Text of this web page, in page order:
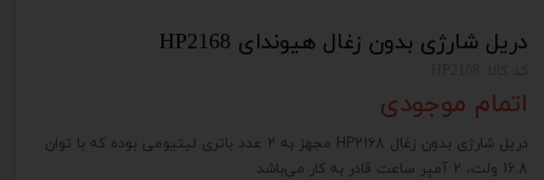
دریل شارژی بدون زغال هیوندای HP2168
اتمام موجودی
دریل شارژی بدون زغال HP2168 مجهز به 2 عدد باتری لیتیومی بوده که با توان
16.8 ولت، 2 آمپر ساعت قادر به کار می‌باشد